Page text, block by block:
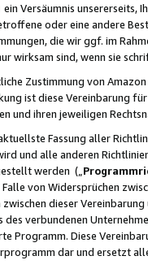
Versäumnis unsererseits,
oder eine andere
die wir ggf. im
wirksam sind, wenn sie
Zustimmung von
ist diese Vereinbarung
und ihren jeweiligen
Fassung aller
und alle anderen
werden („
von Widersprüchen
dieser
verbundenen
Programm. Diese
dar und ersetzt